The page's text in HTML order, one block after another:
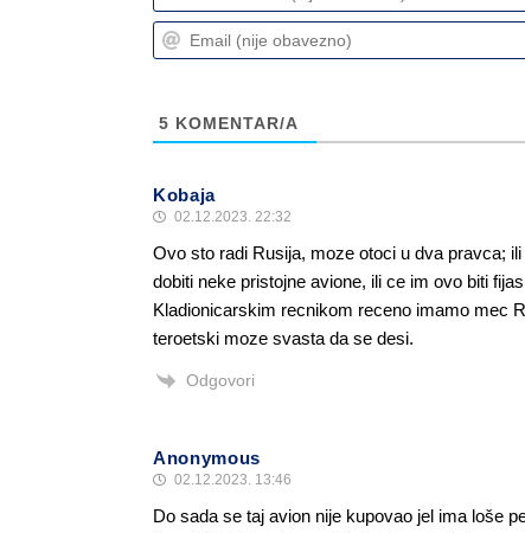
5 KOMENTAR/A
Kobaja
02.12.2023. 22:32
Ovo sto radi Rusija, moze otoci u dva pravca;
dobiti neke pristojne avione, ili ce im ovo biti
Kladionicarskim recnikom receno imamo mec
teroetski moze svasta da se desi.
Odgovori
Anonymous
02.12.2023. 13:46
Do sada se taj avion nije kupovao jel ima loše